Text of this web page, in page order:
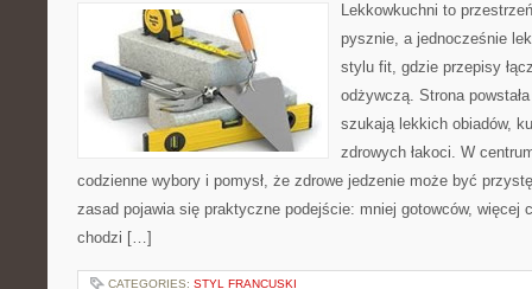
Lekkowkuchni to
pysznie, a jednocześnie
stylu fit, gdzie przepisy
odżywczą. Strona
szukają lekkich obiadów,
zdrowych łakoci. W
codzienne wybory i pomysł, że zdrowe jedzenie może być
zasad pojawia się praktyczne podejście: mniej gotowców, więcej
chodzi […]
CATEGORIES: STYL FRANCUSKI